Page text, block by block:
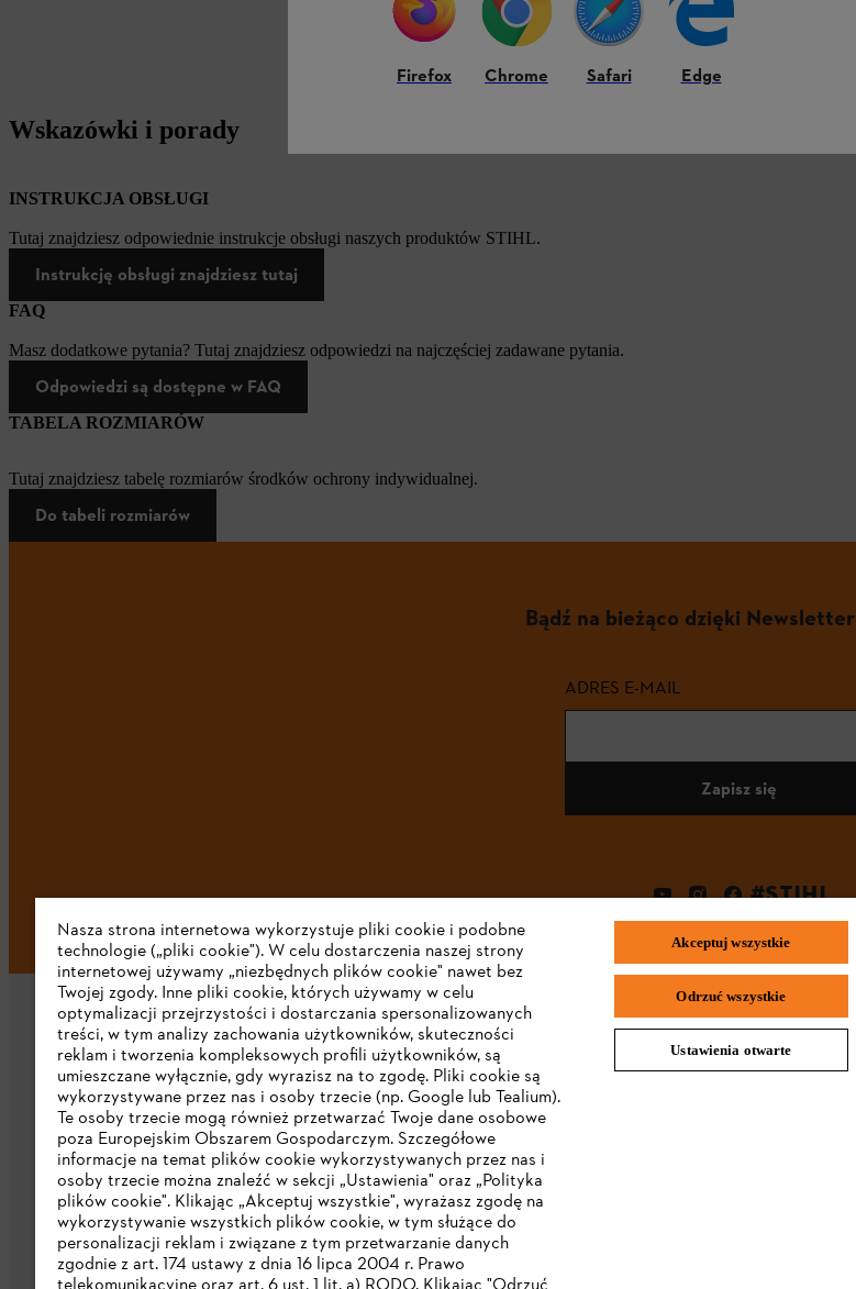
Wskazówki i porady
INSTRUKCJA OBSŁUGI
Tutaj znajdziesz odpowiednie instrukcje obsługi naszych produktów STIHL.
Instrukcję obsługi znajdziesz tutaj
FAQ
Masz dodatkowe pytania? Tutaj znajdziesz odpowiedzi na najczęściej zadawane pytania.
Odpowiedzi są dostępne w FAQ
TABELA ROZMIARÓW
Tutaj znajdziesz tabelę rozmiarów środków ochrony indywidualnej.
Do tabeli rozmiarów
Bądź na bieżąco dzięki
ADRES E-MAIL
Zapisz się
#STIHL
Firma
O nas
Pobierz katalog
STIHL Integrity Line
Firefox Chrome Safari Edge
Nasza strona internetowa wykorzystuje pliki cookie i podobne
technologie („pliki cookie"). W celu dostarczenia naszej strony
internetowej używamy „niezbędnych plików cookie" nawet bez
Twojej zgody. Inne pliki cookie, których używamy w celu
optymalizacji przejrzystości i dostarczania spersonalizowanych
treści, w tym analizy zachowania użytkowników, skuteczności
reklam i tworzenia kompleksowych profili użytkowników, są
umieszczane wyłącznie, gdy wyrazisz na to zgodę. Pliki cookie są
wykorzystywane przez nas i osoby trzecie (np. Google lub Tealium).
Te osoby trzecie mogą również przetwarzać Twoje dane osobowe
poza Europejskim Obszarem Gospodarczym. Szczegółowe
informacje na temat plików cookie wykorzystywanych przez nas i
osoby trzecie można znaleźć w sekcji „Ustawienia" oraz „Polityka
plików cookie". Klikając „Akceptuj wszystkie", wyrażasz zgodę na
wykorzystywanie wszystkich plików cookie, w tym służące do
personalizacji reklam i związane z tym przetwarzanie danych
zgodnie z art. 174 ustawy z dnia 16 lipca 2004 r. Prawo
Akceptuj wszystkie
Odrzuć wszystkie
Ustawienia otwarte